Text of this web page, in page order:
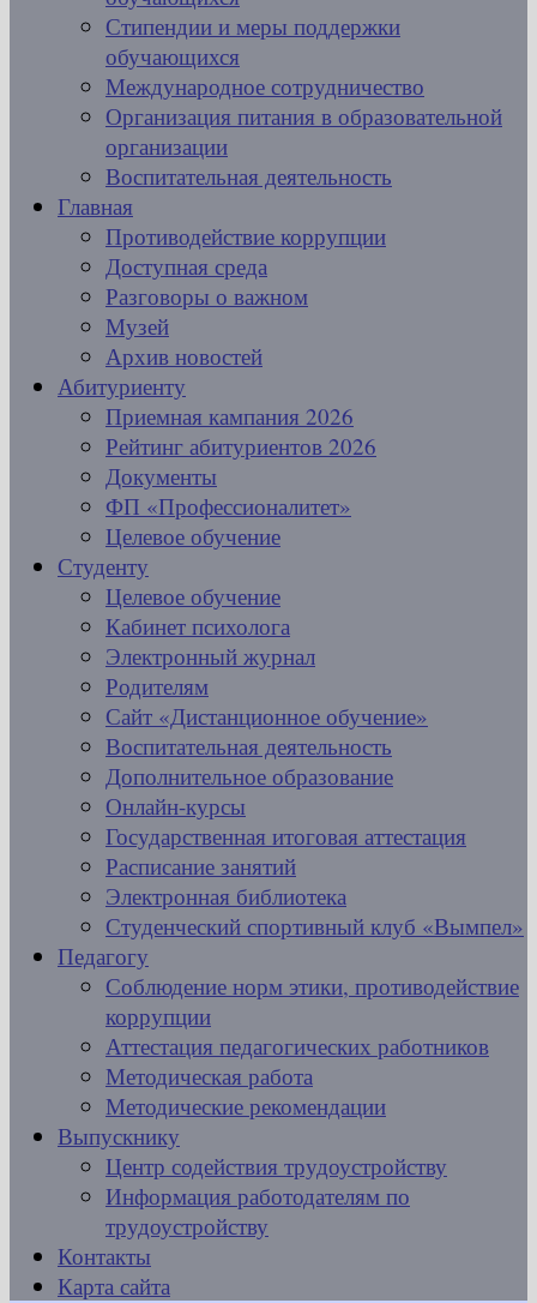
Стипендии и меры поддержки
обучающихся
Международное сотрудничество
Организация питания в образовательной
организации
Воспитательная деятельность
Главная
Противодействие коррупции
Доступная среда
Разговоры о важном
Музей
Архив новостей
Абитуриенту
Приемная кампания 2026
Рейтинг абитуриентов 2026
Документы
ФП «Профессионалитет»
Целевое обучение
Студенту
Целевое обучение
Кабинет психолога
Электронный журнал
Родителям
Сайт «Дистанционное обучение»
Воспитательная деятельность
Дополнительное образование
Онлайн-курсы
Государственная итоговая аттестация
Расписание занятий
Электронная библиотека
Студенческий спортивный клуб «Вымпел»
Педагогу
Соблюдение норм этики, противодействие
коррупции
Аттестация педагогических работников
Методическая работа
Методические рекомендации
Выпускнику
Центр содействия трудоустройству
Информация работодателям по
трудоустройству
Контакты
Карта сайта